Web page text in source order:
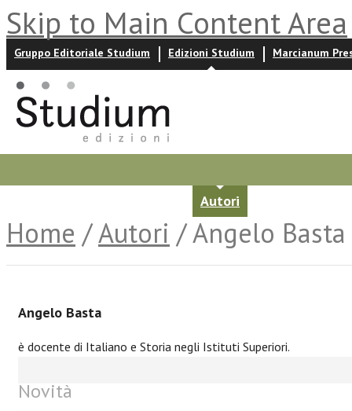
Skip to Main Content Area
Gruppo Editoriale Studium Edizioni Studium Marcianum
Autori
Home /Autori / Angelo Basta
Angelo Basta
è docente di Italiano e Storia negli Istituti Superiori.
Novità